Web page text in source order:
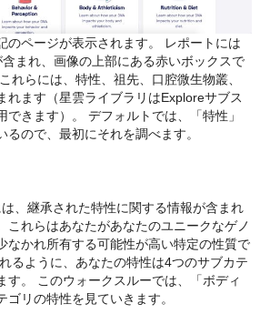
のページが表示されます。 レポートには
まれ、画像の上部にある赤いボックスで
れらには、特性、祖先、口腔微生物叢、
れます（星雲ライブラリはExploreサブス
できます）。 デフォルトでは、「特性」
るので、最初にそれを調べます。
は、継承された特性に関する情報が含まれ
これらはあなたがあなたのユニークなゲノ
なかれ所有する可能性が高い特定の性質で
るように、あなたの特性は4つのサブカテ
す。 このウォークスルーでは、「ボディ
ゴリの特性を見ていきます。